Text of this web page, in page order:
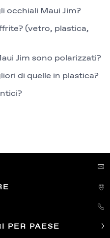
occhiali Maui Jim?
(vetro, plastica,
Jim sono polarizzati?
di quelle in plastica?
PER PAESE